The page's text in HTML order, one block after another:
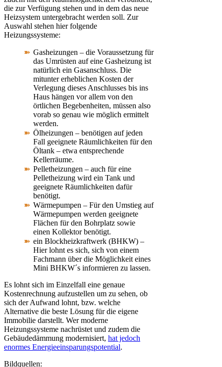
die zur Verfügung stehen und in dem das neue
Heizsystem untergebracht werden soll. Zur
Auswahl stehen hier folgende
Heizungssysteme:
Gasheizungen – die Voraussetzung für
das Umrüsten auf eine Gasheizung ist
natürlich ein Gasanschluss. Die
mitunter erheblichen Kosten der
Verlegung dieses Anschlusses bis ins
Haus hängen vor allem von den
örtlichen Begebenheiten, müssen also
vorab so genau wie möglich ermittelt
werden.
Ölheizungen – benötigen auf jeden
Fall geeignete Räumlichkeiten für den
Öltank – etwa entsprechende
Kellerräume.
Pelletheizungen – auch für eine
Pelletheizung wird ein Tank und
geeignete Räumlichkeiten dafür
benötigt.
Wärmepumpen – Für den Umstieg auf
Wärmepumpen werden geeignete
Flächen für den Bohrplatz sowie
einen Kollektor benötigt.
ein Blockheizkraftwerk (BHKW) –
Hier lohnt es sich, sich von einem
Fachmann über die Möglichkeit eines
Mini BHKW´s informieren zu lassen.
Es lohnt sich im Einzelfall eine genaue
Kostenrechnung aufzustellen um zu sehen, ob
sich der Aufwand lohnt, bzw. welche
Alternative die beste Lösung für die eigene
Immobilie darstellt. Wer moderne
Heizungssysteme nachrüstet und zudem die
Gebäudedämmung modernisiert, hat jedoch
enormes Energieeinsparungspotential.
Bildquellen: